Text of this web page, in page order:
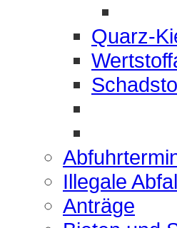
Quarz-
Illegale
Anträge